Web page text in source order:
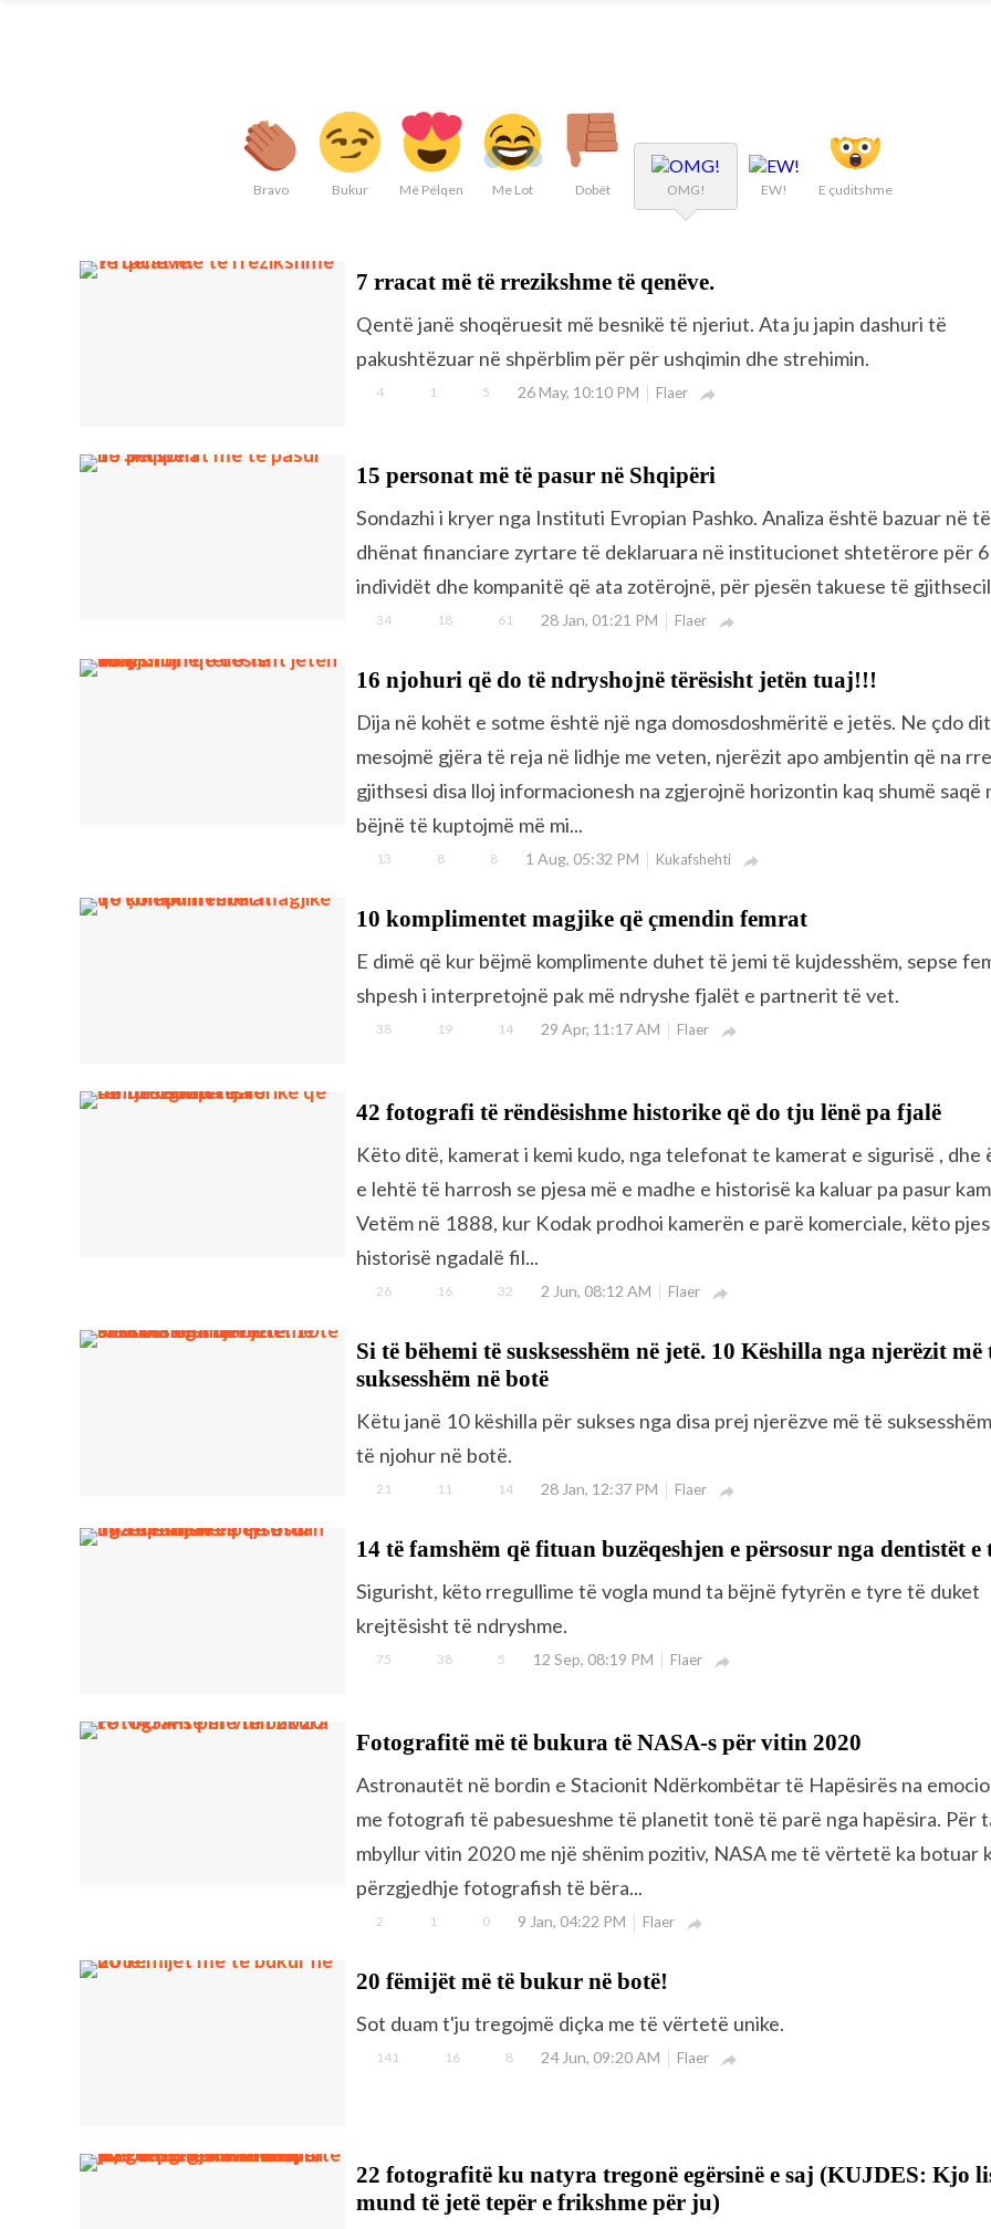
Bravo Bukur Më Pëlqen Me Lot Dobët OMG! EW! E çuditshme
7 rracat më të rrezikshme të qenëve.
Qentë janë shoqëruesit më besnikë të njeriut. Ata ju japin dashuri të
pakushtëzuar në shpërblim për për ushqimin dhe strehimin.
4 1 5 26 May, 10:10 PM Flaer 
15 personat më të pasur në Shqipëri
Sondazhi i kryer nga Instituti Evropian Pashko. Analiza është bazuar në të
dhënat financiare zyrtare të deklaruara në institucionet shtetërore për
individët dhe kompanitë që ata zotërojnë, për pjesën takuese të
34 18 61 28 Jan, 01:21 PM Flaer 
16 njohuri që do të ndryshojnë tërësisht jetën tuaj!!!
Dija në kohët e sotme është një nga domosdoshmëritë e jetës. Ne çdo
mesojmë gjëra të reja në lidhje me veten, njerëzit apo ambjentin që na
gjithsesi disa lloj informacionesh na zgjerojnë horizontin kaq shumë saqë
bëjnë të kuptojmë më mi...
13 8 8 1 Aug, 05:32 PM Kukafshehti 
10 komplimentet magjike që çmendin femrat
E dimë që kur bëjmë komplimente duhet të jemi të kujdesshëm, sepse
shpesh i interpretojnë pak më ndryshe fjalët e partnerit të vet.
38 19 14 29 Apr, 11:17 AM Flaer 
42 fotografi të rëndësishme historike që do tju lënë pa fjalë
Këto ditë, kamerat i kemi kudo, nga telefonat te kamerat e sigurisë , dhe
e lehtë të harrosh se pjesa më e madhe e historisë ka kaluar pa pasur
Vetëm në 1888, kur Kodak prodhoi ​​kamerën e parë komerciale, këto
historisë ngadalë fil...
26 16 32 2 Jun, 08:12 AM Flaer 
Si të bëhemi të susksesshëm në jetë. 10 Këshilla nga njerëzit më
suksesshëm në botë
Këtu janë 10 këshilla për sukses nga disa prej njerëzve më të
të njohur në botë.
21 11 14 28 Jan, 12:37 PM Flaer 
14 të famshëm që fituan buzëqeshjen e përsosur nga dentistët e
Sigurisht, këto rregullime të vogla mund ta bëjnë fytyrën e tyre të duket
krejtësisht të ndryshme.
75 38 5 12 Sep, 08:19 PM Flaer 
Fotografitë më të bukura të NASA-s për vitin 2020
Astronautët në bordin e Stacionit Ndërkombëtar të Hapësirës na
me fotografi të pabesueshme të planetit tonë të parë nga hapësira. Për
mbyllur vitin 2020 me një shënim pozitiv, NASA me të vërtetë ka botuar
përzgjedhje fotografish të bëra...
2 1 0 9 Jan, 04:22 PM Flaer 
20 fëmijët më të bukur në botë!
Sot duam t'ju tregojmë diçka me të vërtetë unike.
141 16 8 24 Jun, 09:20 AM Flaer 
22 fotografitë ku natyra tregonë egërsinë e saj (KUJDES: Kjo
mund të jetë tepër e frikshme për ju)